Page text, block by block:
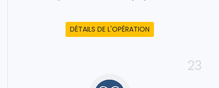
DÉTAILS DE L'OPÉRATION
23